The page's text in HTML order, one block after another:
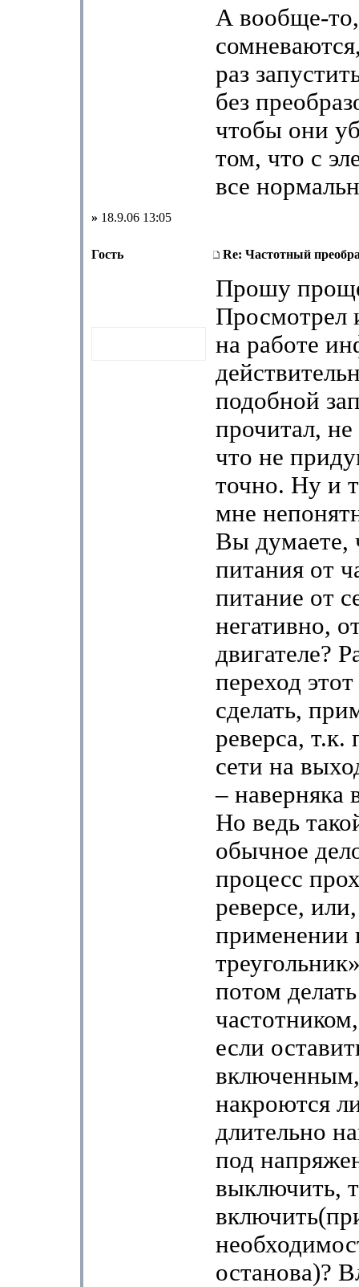
А вообще-
раз
без
чтобы они
том, что с
все
» 18.9.06 13:05
Гость Re: Частотный
Прошу
на работе
подобной
прочитал,
что не
точно. Ну и
мне
Вы думаете,
питания от
питание от
негативно,
двигателе?
переход
сделать,
реверса, т.к.
сети на
– наверняка
Но ведь
обычное
процесс
реверсе,
применении
потом
если
накроются
длительно
под
выключить,
останова)?